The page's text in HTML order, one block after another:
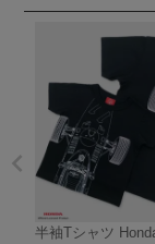
半袖Tシャツ